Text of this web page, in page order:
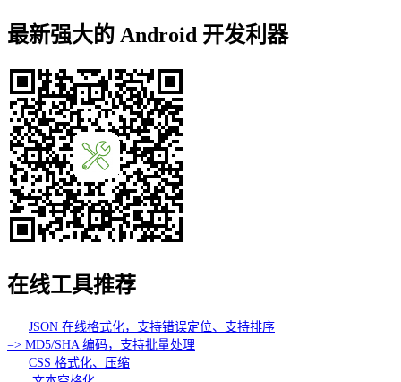
最新强大的 Android 开发利器
在线工具推荐
JSON 在线格式化，支持错误定位、支持排序
=> MD5/SHA 编码，支持批量处理
CSS 格式化、压缩